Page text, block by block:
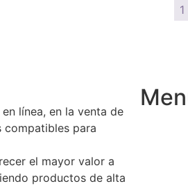
1
línea, en la venta de
compatibles para
el mayor valor a
productos de alta